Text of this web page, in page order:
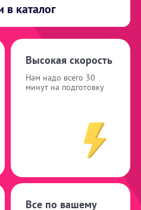
в каталог
Высокая скорость
Нам надо всего 30
минут на подготовку
Все по вашему